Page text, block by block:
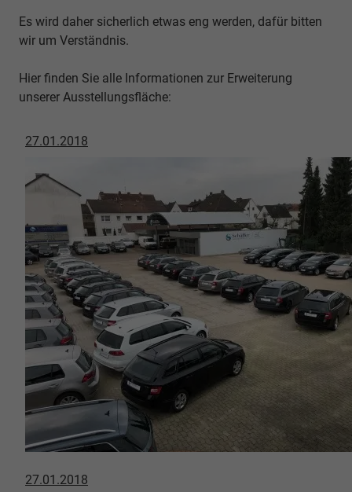
Es wird daher sicherlich etwas eng werden, dafür bitten
wir um Verständnis.
Hier finden Sie alle Informationen zur Erweiterung
unserer Ausstellungsfläche:
27.01.2018
27.01.2018